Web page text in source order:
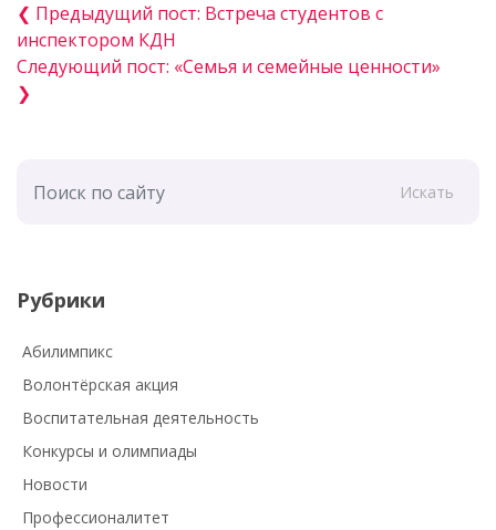
❮ Предыдущий пост: Встреча студентов с
инспектором КДН
Следующий пост: «Семья и семейные ценности»
❯
Искать
Рубрики
Абилимпикс
Волонтёрская акция
Воспитательная деятельность
Конкурсы и олимпиады
Новости
Профессионалитет